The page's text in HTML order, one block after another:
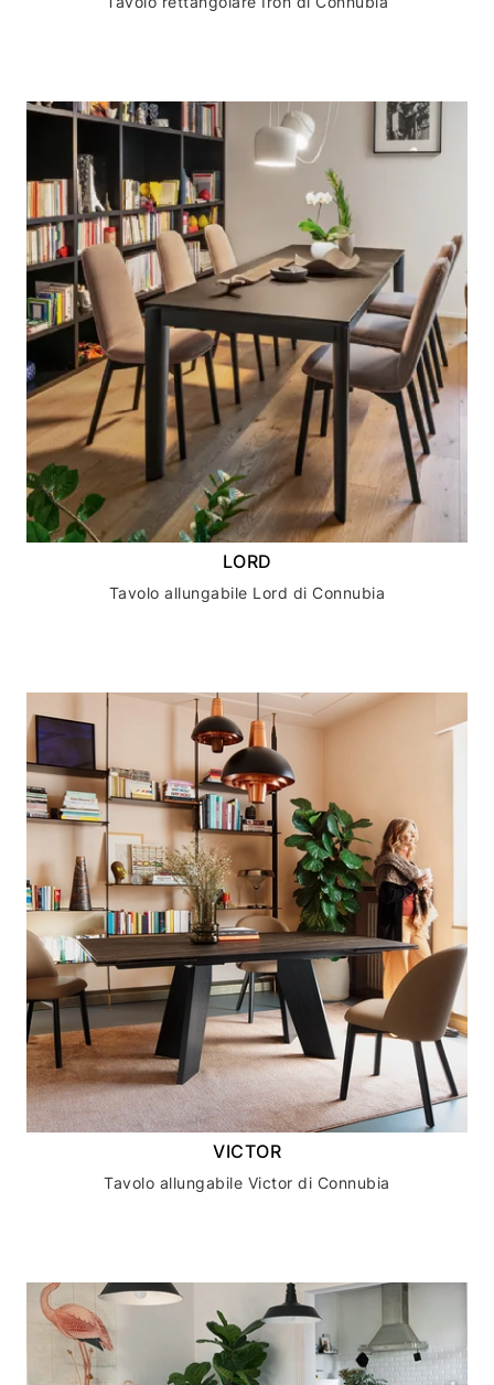
LORD
Tavolo allungabile Lord di Connubia
VICTOR
Tavolo allungabile Victor di Connubia